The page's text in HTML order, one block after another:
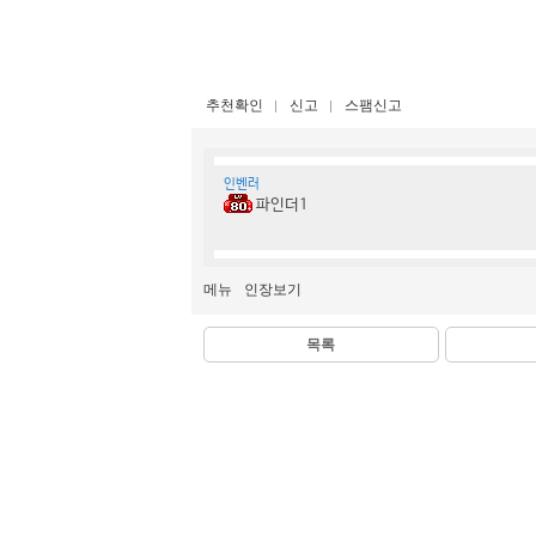
추천확인 신고 스팸신고
인벤러
파인더1
메뉴 인장보기
목록